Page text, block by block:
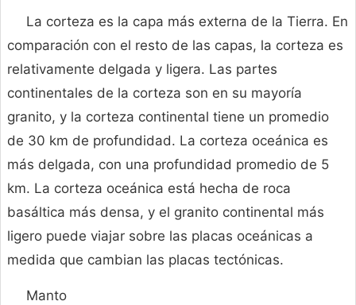
La corteza es la capa más externa de la Tierra. En
comparación con el resto de las capas, la corteza es
relativamente delgada y ligera. Las partes
continentales de la corteza son en su mayoría
granito, y la corteza continental tiene un promedio
de 30 km de profundidad. La corteza oceánica es
más delgada, con una profundidad promedio de 5
km. La corteza oceánica está hecha de roca
basáltica más densa, y el granito continental más
ligero puede viajar sobre las placas oceánicas a
medida que cambian las placas tectónicas.
Manto